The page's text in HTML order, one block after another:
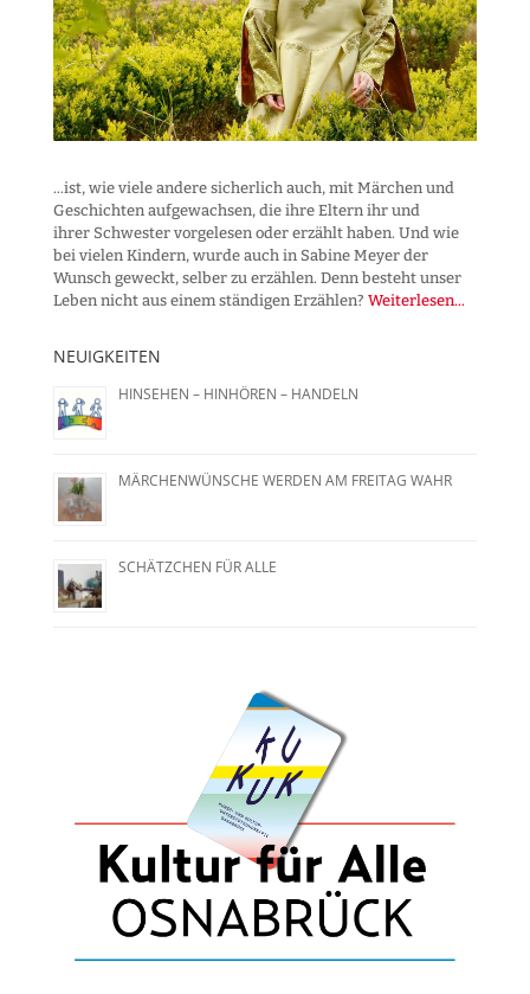
...ist, wie viele andere sicherlich auch, mit Märchen und
Geschichten aufgewachsen, die ihre Eltern ihr und
ihrer Schwester vorgelesen oder erzählt haben. Und wie
bei vielen Kindern, wurde auch in Sabine Meyer der
Wunsch geweckt, selber zu erzählen. Denn besteht unser
Leben nicht aus einem ständigen Erzählen? Weiterlesen...
NEUIGKEITEN
HINSEHEN – HINHÖREN – HANDELN
MÄRCHENWÜNSCHE WERDEN AM FREITAG WAHR
SCHÄTZCHEN FÜR ALLE